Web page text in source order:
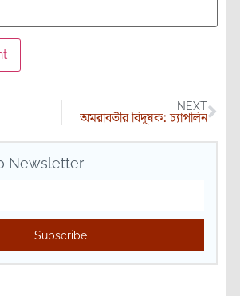
NEXT
অমরাবতীর বিদূষক: চ্যাপলিন
Newsletter
Subscribe